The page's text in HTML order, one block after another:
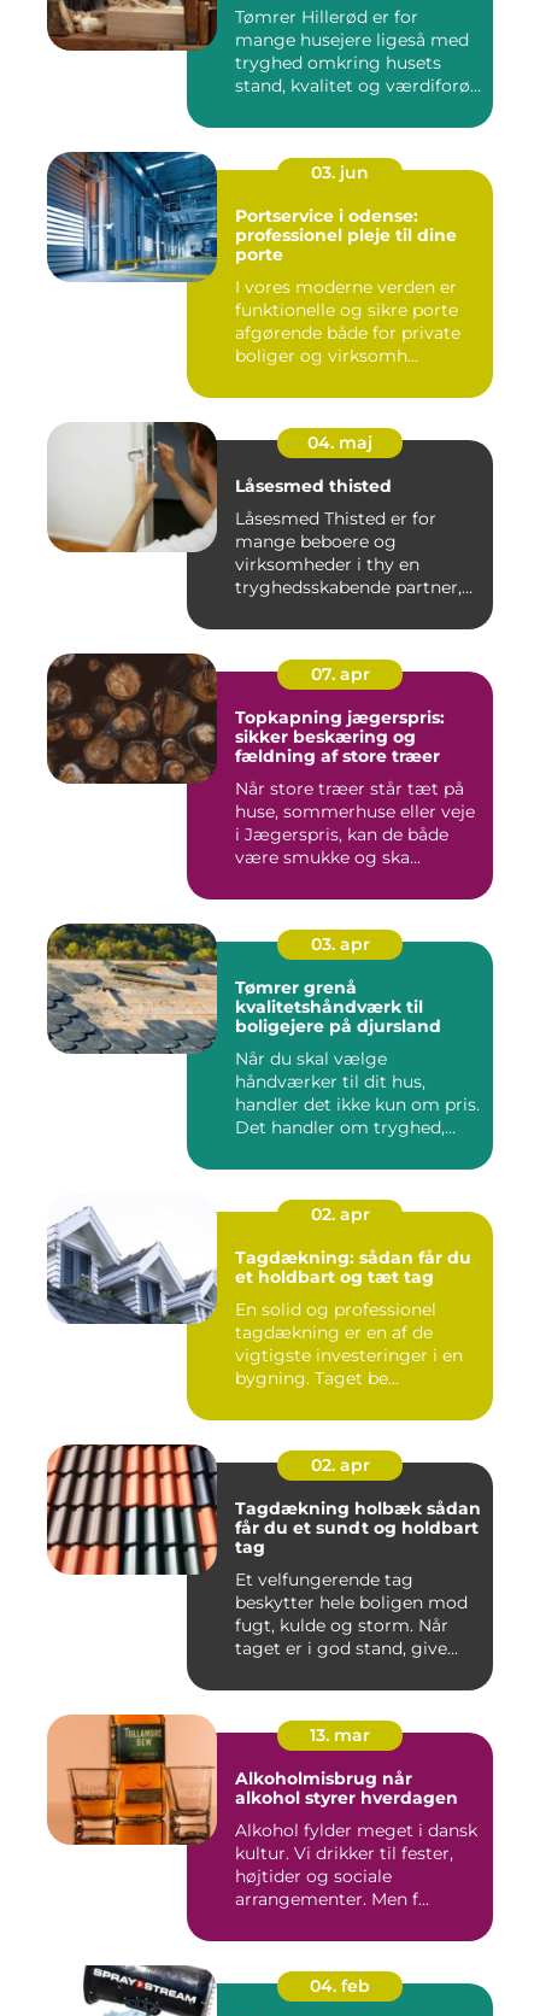
Tømrer Hillerød er for
mange husejere ligeså med
tryghed omkring husets
stand, kvalitet og værdiforø...
03. jun
Portservice i odense:
professionel pleje til dine
porte
I vores moderne verden er
funktionelle og sikre porte
afgørende både for private
boliger og virksomh...
04. maj
Låsesmed thisted
Låsesmed Thisted er for
mange beboere og
virksomheder i thy en
tryghedsskabende partner,
07. apr
Topkapning jægerspris:
sikker beskæring og
fældning af store træer
Når store træer står tæt på
huse, sommerhuse eller veje
i Jægerspris, kan de både
være smukke og ska...
03. apr
Tømrer grenå
kvalitetshåndværk til
boligejere på djursland
Når du skal vælge
håndværker til dit hus,
handler det ikke kun om pris.
Det handler om tryghed,
02. apr
Tagdækning: sådan får du
et holdbart og tæt tag
En solid og professionel
tagdækning er en af de
vigtigste investeringer i en
bygning. Taget be...
02. apr
Tagdækning holbæk sådan
får du et sundt og holdbart
tag
Et velfungerende tag
beskytter hele boligen mod
fugt, kulde og storm. Når
taget er i god stand, give...
13. mar
Alkoholmisbrug når
alkohol styrer hverdagen
Alkohol fylder meget i dansk
kultur. Vi drikker til fester,
højtider og sociale
arrangementer. Men f...
04. feb